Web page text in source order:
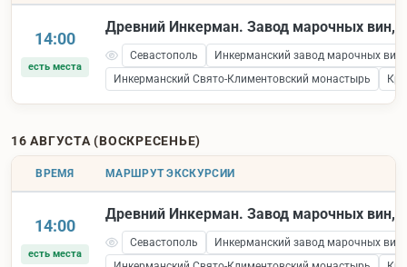
14:00
есть места
Древний Инкерман. Завод марочных вин,
Севастополь
Инкерманский завод марочных вин
Инкерманский Свято-Климентовский монастырь
16 АВГУСТА (ВОСКРЕСЕНЬЕ)
ВРЕМЯ МАРШРУТ ЭКСКУРСИИ
14:00
есть места
Древний Инкерман. Завод марочных вин,
Севастополь
Инкерманский завод марочных вин